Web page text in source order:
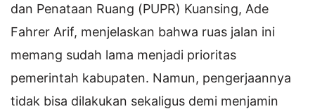
dan Penataan Ruang (PUPR) Kuansing, Ade
Fahrer Arif, menjelaskan bahwa ruas jalan ini
memang sudah lama menjadi prioritas
pemerintah kabupaten. Namun, pengerjaannya
tidak bisa dilakukan sekaligus demi menjamin